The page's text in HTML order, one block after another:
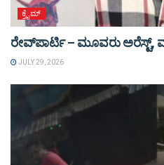
ಕ್ರೈಮ್
ರೇವ್‌ಪಾರ್ಟಿ – ಮೂವರು ಅರೆಸ್ಟ್‌,
JULY 29, 2026